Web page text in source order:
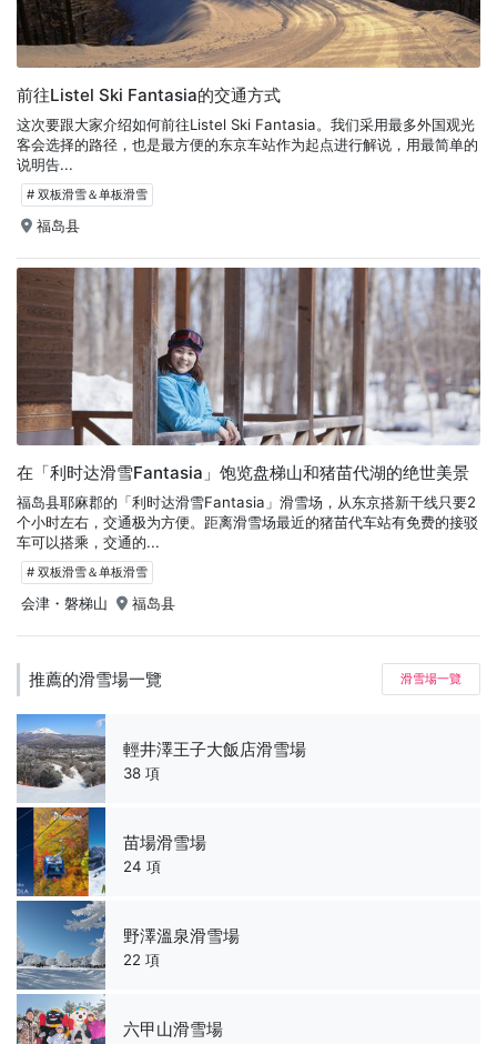
前往Listel Ski Fantasia的交通方式
这次要跟大家介绍如何前往Listel Ski Fantasia。我们采用最多外国观光
客会选择的路径，也是最方便的东京车站作为起点进行解说，用最简单的
说明告...
# 双板滑雪＆单板滑雪
福岛县
在「利时达滑雪Fantasia」饱览盘梯山和猪苗代湖的绝世美景
福岛县耶麻郡的「利时达滑雪Fantasia」滑雪场，从东京搭新干线只要2
个小时左右，交通极为方便。距离滑雪场最近的猪苗代车站有免费的接驳
车可以搭乘，交通的...
# 双板滑雪＆单板滑雪
会津・磐梯山 福岛县
推薦的滑雪場一覽 滑雪場一覽
輕井澤王子大飯店滑雪場
38 項
苗場滑雪場
24 項
野澤溫泉滑雪場
22 項
六甲山滑雪場